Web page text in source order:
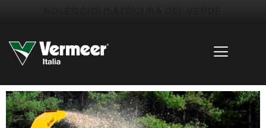
contenuto